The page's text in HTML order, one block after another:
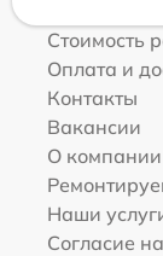
Стоимость
Оплата и
Контакты
Вакансии
О компании
Наши
Согласие